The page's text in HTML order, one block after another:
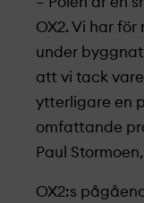
OX2. Vi har
under
att vi tack
ytterligare en
omfattande
Paul
OX2:s